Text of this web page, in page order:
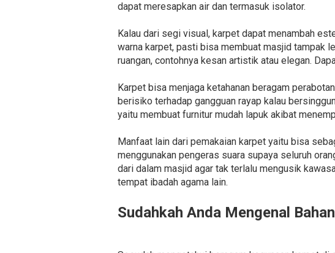
dapat meresapkan air dan termasuk isolator.
Kalau dari segi visual, karpet dapat menambah
warna karpet, pasti bisa membuat masjid tampak
ruangan, contohnya kesan artistik atau elegan.
Karpet bisa menjaga ketahanan beragam
berisiko terhadap gangguan rayap kalau
yaitu membuat furnitur mudah lapuk akibat
Manfaat lain dari pemakaian karpet yaitu bisa
menggunakan pengeras suara supaya seluruh
dari dalam masjid agar tak terlalu mengusik
tempat ibadah agama lain.
Sudahkah Anda Mengenal